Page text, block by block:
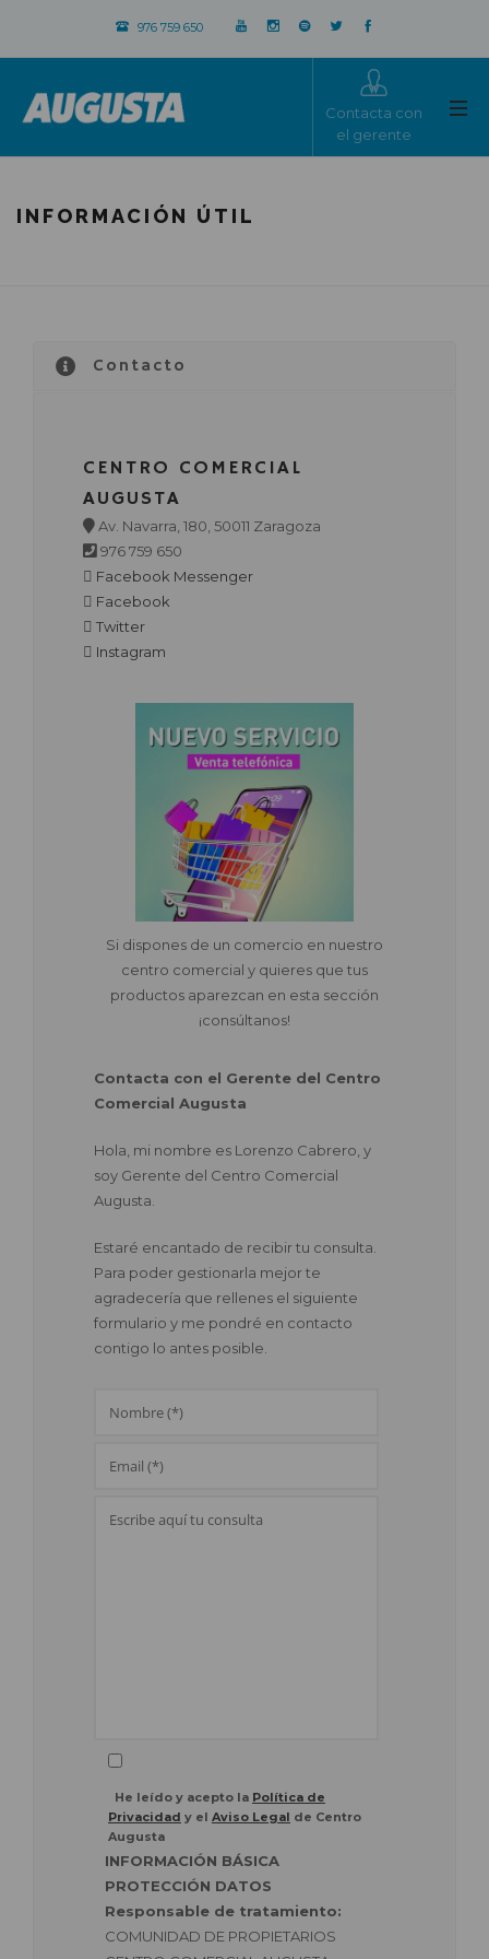
976 759 650
Contacta con
el gerente
INFORMACIÓN ÚTIL
Contacto
CENTRO COMERCIAL
AUGUSTA
Av. Navarra, 180, 50011 Zaragoza
976 759 650
Facebook Messenger
Facebook
Twitter
Instagram
Si dispones de un comercio en nuestro
centro comercial y quieres que tus
productos aparezcan en esta sección
¡consúltanos!
Contacta con el Gerente del Centro
Comercial Augusta
Hola, mi nombre es Lorenzo Cabrero, y
soy Gerente del Centro Comercial
Augusta.
Estaré encantado de recibir tu consulta.
Para poder gestionarla mejor te
agradecería que rellenes el siguiente
formulario y me pondré en contacto
contigo lo antes posible.
He leído y acepto la Política de
Privacidad y el Aviso Legal de Centro
Augusta
INFORMACIÓN BÁSICA
PROTECCIÓN DATOS
Responsable de tratamiento:
COMUNIDAD DE PROPIETARIOS